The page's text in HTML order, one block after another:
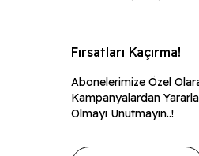
Fırsatları Kaçırma!
Abonelerimize Özel
Kampanyalardan
Olmayı Unutmayın..!